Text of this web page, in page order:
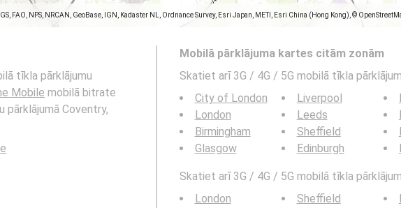
FAO, NPS, NRCAN, GeoBase, IGN, Kadaster NL, Ordnance Survey, Esri Japan, METI, Esri China (Hong Kong), ©
tīkla pārklājumu
Mobile mobilā bitrate
pārklājumā Coventry,
Mobilā pārklājuma kartes citām zonām
Skatiet arī 3G / 4G / 5G mobilā tīkla
City of London
London
Birmingham
Glasgow
Liverpool
Leeds
Sheffield
Edinburgh
Skatiet arī 3G / 4G / 5G mobilā tīkla
London
Sheffield